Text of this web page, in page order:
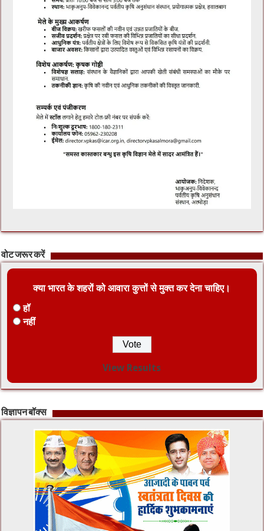
वोट जरूर करें
क्या भारत के शहरों को आवारा कुत्तों से मुक्त कर देना चाहिए।
हॉ
नहीं
View Results
विज्ञापन बॉक्स